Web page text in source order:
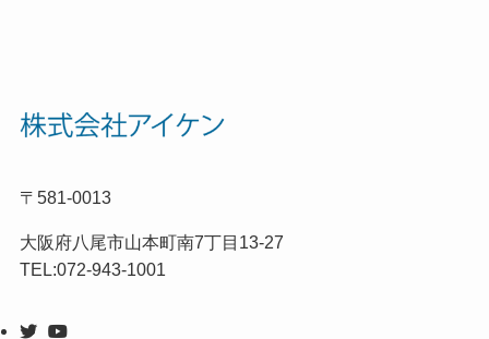
〒581-0013
大阪府八尾市山本町南7丁目13-27
TEL:072-943-1001